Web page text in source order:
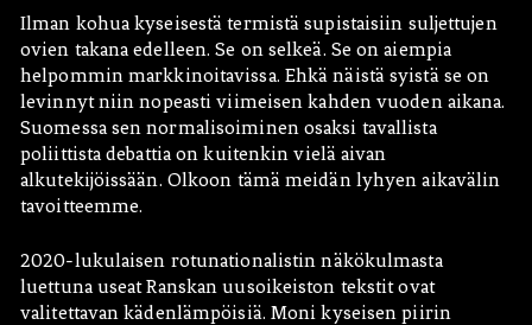
Ilman kohua kyseisestä termistä supistaisiin suljettujen
ovien takana edelleen. Se on selkeä. Se on aiempia
helpommin markkinoitavissa. Ehkä näistä syistä se on
levinnyt niin nopeasti viimeisen kahden vuoden aikana.
Suomessa sen normalisoiminen osaksi tavallista
poliittista debattia on kuitenkin vielä aivan
alkutekijöissään. Olkoon tämä meidän lyhyen aikavälin
tavoitteemme.
2020-lukulaisen rotunationalistin näkökulmasta
luettuna useat Ranskan uusoikeiston tekstit ovat
valitettavan kädenlämpöisiä. Moni kyseisen piirin